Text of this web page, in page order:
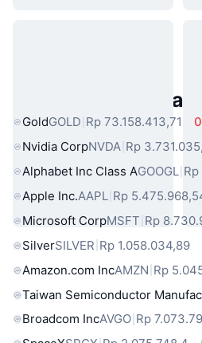
Aset Dunia Nyata
GoldGOLD Rp 73.158.413,71
Nvidia CorpNVDA Rp
Alphabet Inc Class AGOOGL
Apple Inc.AAPL Rp
Microsoft CorpMSFT Rp
SilverSILVER Rp 1.058.034,89
Amazon.com IncAMZN Rp
Taiwan Semiconductor
Broadcom IncAVGO Rp